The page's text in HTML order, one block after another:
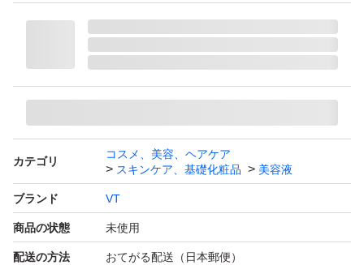
ポストの集荷が12時頃までのためご購入のタイミングに
VT リードルショット100 デイリー 50ml
ブランド：VT
お肌の悩み：肌荒れ予防
ジャンル：韓国コスメ
カテゴリ
コスメ、美容、ヘアケア
スキンケア、基礎化粧品
美容液
ブランド VT
商品の状態 未使用
配送の方法 おてがる配送（日本郵便）